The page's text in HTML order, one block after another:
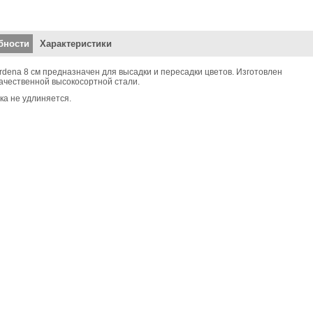
вкладки
Характеристики
8 см предназначен для высадки и пересадки цветов. Изготовлен
высокосортной стали.
не удлиняется.